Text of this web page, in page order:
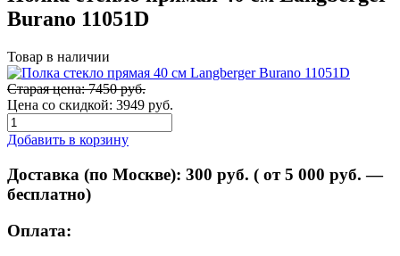
Burano 11051D
Товар в наличии
Старая цена: 7450 руб.
Цена со скидкой: 3949 руб.
Добавить в корзину
Доставка (по Москве): 300 руб. ( от 5 000 руб. —
бесплатно)
Оплата: